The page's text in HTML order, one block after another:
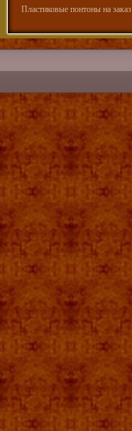
Пластиковые понтоны на заказ